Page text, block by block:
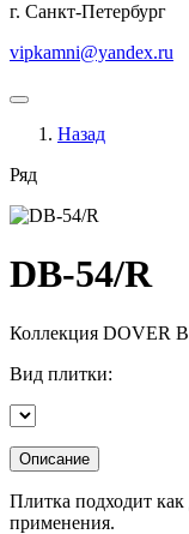
г. Санкт-Петербург
vipkamni@yandex.ru
Назад
Ряд
DB-54/R
Коллекция DOVER
Вид плитки:
Описание
Плитка подходит
применения.